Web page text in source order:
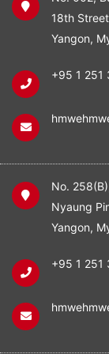
18th
Yangon,
+95 1 251
No.
Nyaung
Yangon,
+95 1 251